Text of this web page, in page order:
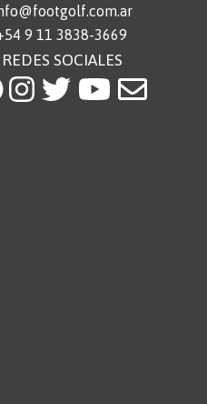
9 11 3838-3669
REDES SOCIALES